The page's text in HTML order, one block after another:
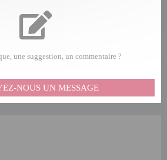
une suggestion, un commentaire ?
NOUS UN MESSAGE